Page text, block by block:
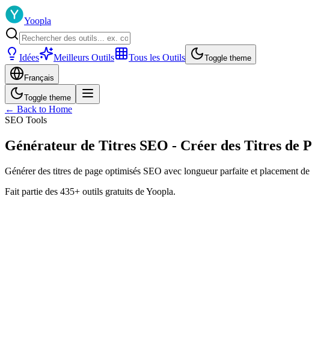
Yoopla
Idées Meilleurs Outils Tous les Outils Toggle theme
Français
Toggle theme
← Back to Home
SEO Tools
Générateur de Titres SEO - Créer des Titres de
Générer des titres de page optimisés SEO avec longueur parfaite et placement
Fait partie des 435+ outils gratuits de Yoopla.